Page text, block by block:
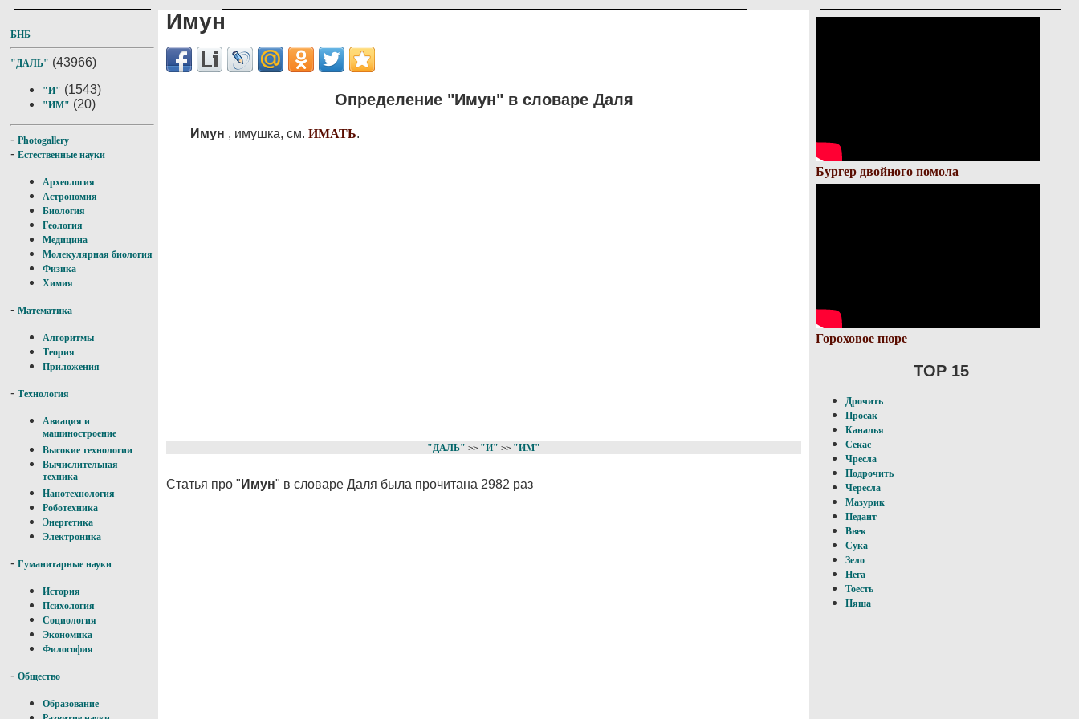
БНБ
"ДАЛЬ" (43966)
"И" (1543)
"ИМ" (20)
- Photogallery
- Естественные науки
Археология
Астрономия
Биология
Геология
Медицина
Молекулярная биология
Физика
Химия
- Математика
Алгоритмы
Теория
Приложения
- Технология
Авиация и
машиностроение
Высокие технологии
Вычислительная
техника
Нанотехнология
Роботехника
Энергетика
Электроника
- Гуманитарные науки
История
Психология
Социология
Экономика
Философия
- Общество
Образование
Имун
Определение "Имун" в словаре Даля
Имун , имушка, см. ИМАТЬ.
"ДАЛЬ" >> "И" >> "ИМ"
Статья про " Имун" в словаре Даля была прочитана 2982 раз
Бургер двойного помола
Гороховое пюре
TOP 15
Дрочить
Просак
Каналья
Секас
Чресла
Подрочить
Чересла
Мазурик
Педант
Ввек
Сука
Зело
Нега
Тоесть
Няша